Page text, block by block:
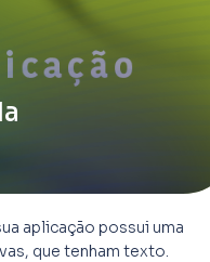
aplicação possui uma
que tenham texto.